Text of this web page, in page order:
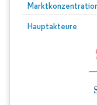
Hauptakteure